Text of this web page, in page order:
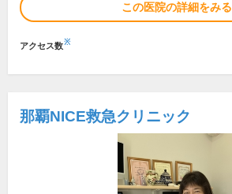
この医院の詳細をみる
アクセス数※
那覇NICE救急クリニック